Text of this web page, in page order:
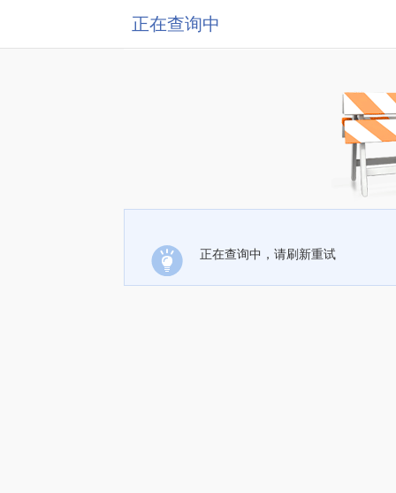
正在查询中
正在查询中，请刷新重试